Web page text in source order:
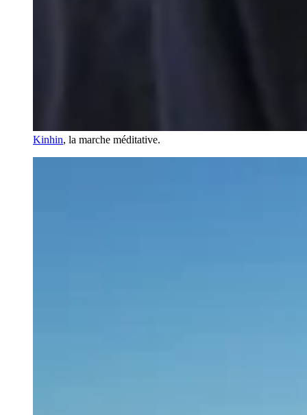
Kinhin, la marche méditative.